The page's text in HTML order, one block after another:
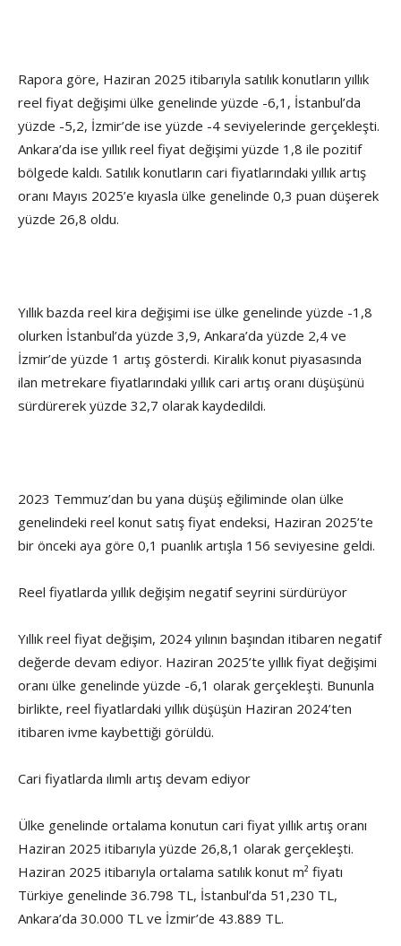
Rapora göre, Haziran 2025 itibarıyla satılık konutların yıllık
reel fiyat değişimi ülke genelinde yüzde -6,1, İstanbul’da
yüzde -5,2, İzmir’de ise yüzde -4 seviyelerinde gerçekleşti.
Ankara’da ise yıllık reel fiyat değişimi yüzde 1,8 ile pozitif
bölgede kaldı. Satılık konutların cari fiyatlarındaki yıllık artış
oranı Mayıs 2025’e kıyasla ülke genelinde 0,3 puan düşerek
yüzde 26,8 oldu.
Yıllık bazda reel kira değişimi ise ülke genelinde yüzde -1,8
olurken İstanbul’da yüzde 3,9, Ankara’da yüzde 2,4 ve
İzmir’de yüzde 1 artış gösterdi. Kiralık konut piyasasında
ilan metrekare fiyatlarındaki yıllık cari artış oranı düşüşünü
sürdürerek yüzde 32,7 olarak kaydedildi.
2023 Temmuz’dan bu yana düşüş eğiliminde olan ülke
genelindeki reel konut satış fiyat endeksi, Haziran 2025’te
bir önceki aya göre 0,1 puanlık artışla 156 seviyesine geldi.
Reel fiyatlarda yıllık değişim negatif seyrini sürdürüyor
Yıllık reel fiyat değişim, 2024 yılının başından itibaren negatif
değerde devam ediyor. Haziran 2025’te yıllık fiyat değişimi
oranı ülke genelinde yüzde -6,1 olarak gerçekleşti. Bununla
birlikte, reel fiyatlardaki yıllık düşüşün Haziran 2024’ten
itibaren ivme kaybettiği görüldü.
Cari fiyatlarda ılımlı artış devam ediyor
Ülke genelinde ortalama konutun cari fiyat yıllık artış oranı
Haziran 2025 itibarıyla yüzde 26,8,1 olarak gerçekleşti.
Haziran 2025 itibarıyla ortalama satılık konut m² fiyatı
Türkiye genelinde 36.798 TL, İstanbul’da 51,230 TL,
Ankara’da 30.000 TL ve İzmir’de 43.889 TL.